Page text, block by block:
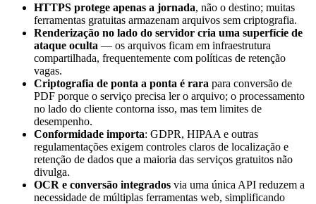
HTTPS protege apenas a jornada, não o destino; muitas
ferramentas gratuitas armazenam arquivos sem criptografia.
Renderização no lado do servidor cria uma superfície de
ataque oculta — os arquivos ficam em infraestrutura
compartilhada, frequentemente com políticas de retenção
vagas.
Criptografia de ponta a ponta é rara para conversão de
PDF porque o serviço precisa ler o arquivo; o processamento
no lado do cliente contorna isso, mas tem limites de
desempenho.
Conformidade importa: GDPR, HIPAA e outras
regulamentações exigem controles claros de localização e
retenção de dados que a maioria das serviços gratuitos não
divulga.
OCR e conversão integrados via uma única API reduzem a
necessidade de múltiplas ferramentas web, simplificando